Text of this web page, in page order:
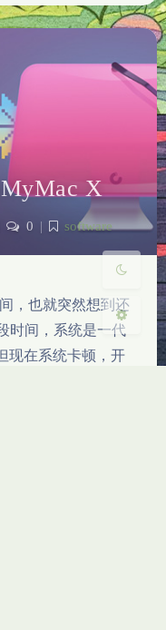
深阴影
日落 暗化 灰度
X
0 | software
，也就突然想到还
时间，系统是一代
现在系统卡顿，开